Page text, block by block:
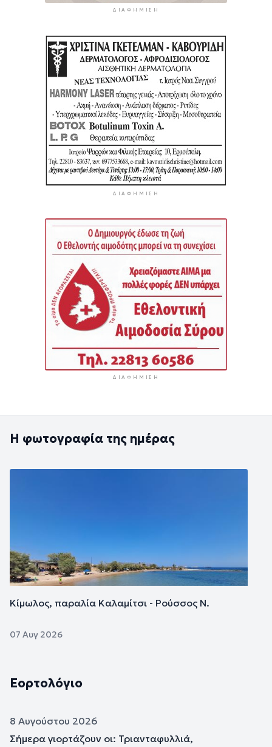
ΔΙΑΦΉΜΙΣΗ
ΔΙΑΦΉΜΙΣΗ
ΔΙΑΦΉΜΙΣΗ
Η φωτογραφία της ημέρας
Κίμωλος, παραλία Καλαμίτσι - Ρούσσος Ν.
07 Αυγ 2026
Εορτολόγιο
8 Αυγούστου 2026
Σήμερα γιορτάζουν οι: Τριανταφυλλιά,